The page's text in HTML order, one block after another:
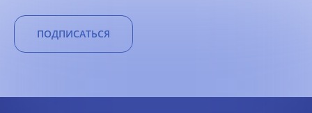
ПОДПИСАТЬСЯ